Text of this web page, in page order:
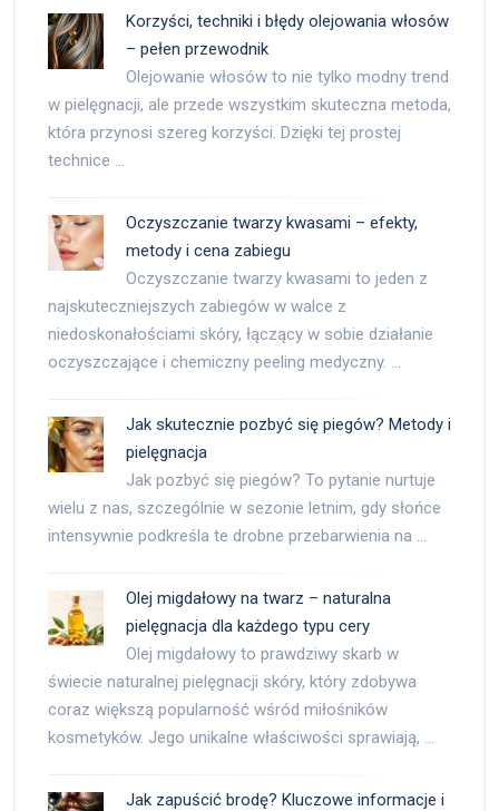
Korzyści, techniki i błędy olejowania włosów
– pełen przewodnik
Olejowanie włosów to nie tylko modny trend
w pielęgnacji, ale przede wszystkim skuteczna metoda,
która przynosi szereg korzyści. Dzięki tej prostej
technice …
Oczyszczanie twarzy kwasami – efekty,
metody i cena zabiegu
Oczyszczanie twarzy kwasami to jeden z
najskuteczniejszych zabiegów w walce z
niedoskonałościami skóry, łączący w sobie działanie
oczyszczające i chemiczny peeling medyczny. …
Jak skutecznie pozbyć się piegów? Metody i
pielęgnacja
Jak pozbyć się piegów? To pytanie nurtuje
wielu z nas, szczególnie w sezonie letnim, gdy słońce
intensywnie podkreśla te drobne przebarwienia na …
Olej migdałowy na twarz – naturalna
pielęgnacja dla każdego typu cery
Olej migdałowy to prawdziwy skarb w
świecie naturalnej pielęgnacji skóry, który zdobywa
coraz większą popularność wśród miłośników
kosmetyków. Jego unikalne właściwości sprawiają, …
Jak zapuścić brodę? Kluczowe informacje i